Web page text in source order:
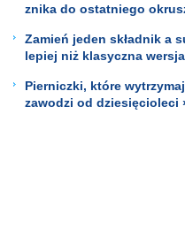
znika do ostatniego
Zamień jeden składnik a
lepiej niż klasyczna
Pierniczki, które
zawodzi od dziesięcioleci